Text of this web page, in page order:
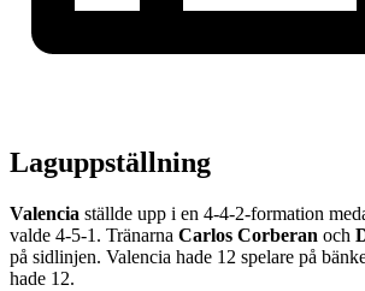
Laguppställning
Valencia ställde upp i en 4-4-2-formation
valde 4-5-1 . Tränarna Carlos Corberan och
på sidlinjen. Valencia hade 12 spelare på
hade 12.